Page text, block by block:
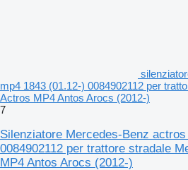
mp4 1843 (01.12-) 0084902112 per
Actros MP4 Antos Arocs (2012-)
7
Silenziatore Mercedes-Benz
0084902112 per trattore stradale
MP4 Antos Arocs (2012-)